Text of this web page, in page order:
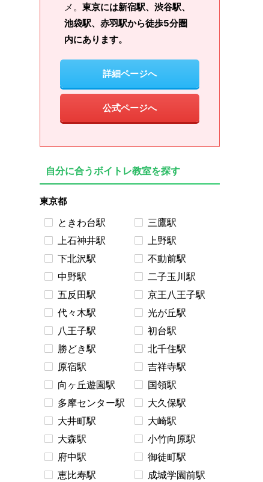
メ。 東京には新宿駅、渋谷駅、
池袋駅、赤羽駅から徒歩5分圏
内にあります。
詳細ページへ
公式ページへ
自分に合うボイトレ教室を探す
東京都
ときわ台駅
三鷹駅
上石神井駅
上野駅
下北沢駅
不動前駅
中野駅
二子玉川駅
五反田駅
京王八王子駅
代々木駅
光が丘駅
八王子駅
初台駅
勝どき駅
北千住駅
原宿駅
吉祥寺駅
向ヶ丘遊園駅
国領駅
多摩センター駅
大久保駅
大井町駅
大崎駅
大森駅
小竹向原駅
府中駅
御徒町駅
恵比寿駅
成城学園前駅